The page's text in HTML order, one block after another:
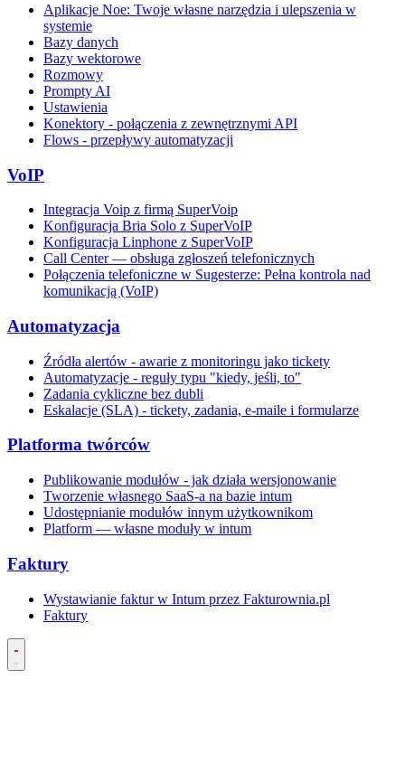
Aplikacje Noe: Twoje własne narzędzia i ulepszenia w
systemie
Bazy danych
Bazy wektorowe
Rozmowy
Prompty AI
Ustawienia
Konektory - połączenia z zewnętrznymi API
Flows - przepływy automatyzacji
VoIP
Integracja Voip z firmą SuperVoip
Konfiguracja Bria Solo z SuperVoIP
Konfiguracja Linphone z SuperVoIP
Call Center — obsługa zgłoszeń telefonicznych
Połączenia telefoniczne w Sugesterze: Pełna kontrola nad
komunikacją (VoIP)
Automatyzacja
Źródła alertów - awarie z monitoringu jako tickety
Automatyzacje - reguły typu "kiedy, jeśli, to"
Zadania cykliczne bez dubli
Eskalacje (SLA) - tickety, zadania, e-maile i formularze
Platforma twórców
Publikowanie modułów - jak działa wersjonowanie
Tworzenie własnego SaaS-a na bazie intum
Udostępnianie modułów innym użytkownikom
Platform — własne moduły w intum
Faktury
Wystawianie faktur w Intum przez Fakturownia.pl
Faktury